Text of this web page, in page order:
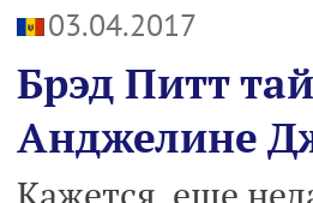
03.04.2017
Брэд Питт
Анджелине